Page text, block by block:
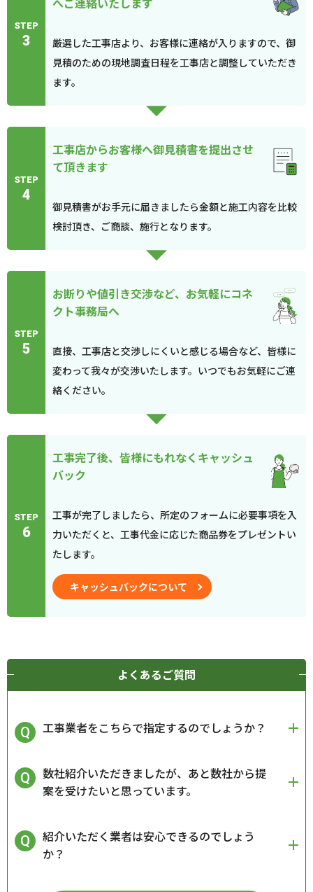
STEP
3
厳選した工事店より、お客様に連絡が入りますので、御
見積のための現地調査日程を工事店と調整していただき
ます。
STEP
4
工事店からお客様へ御見積書を提出させ
て頂きます
御見積書がお手元に届きましたら金額と施工内容を比較
検討頂き、ご商談、施行となります。
STEP
5
お断りや値引き交渉など、お気軽にコネ
クト事務局へ
直接、工事店と交渉しにくいと感じる場合など、皆様に
変わって我々が交渉いたします。いつでもお気軽にご連
絡ください。
STEP
6
工事完了後、皆様にもれなくキャッシュ
バック
工事が完了しましたら、所定のフォームに必要事項を入
力いただくと、工事代金に応じた商品券をプレゼントい
たします。
キャッシュバックについて
よくあるご質問
工事業者をこちらで指定するのでしょうか？
数社紹介いただきましたが、あと数社から提
案を受けたいと思っています。
紹介いただく業者は安心できるのでしょう
か？